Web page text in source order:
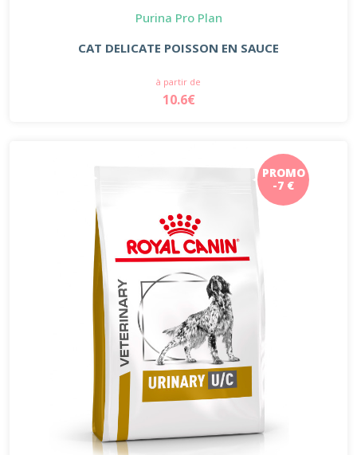
Purina Pro Plan
CAT DELICATE POISSON EN SAUCE
à partir de
10.6€
PROMO
-7 €